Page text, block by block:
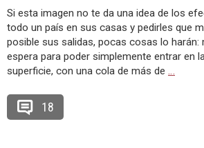
Si esta imagen no te da una idea de los
todo un país en sus casas y pedirles que
posible sus salidas, pocas cosas lo harán:
espera para poder simplemente entrar en
superficie, con una cola de más de …
18